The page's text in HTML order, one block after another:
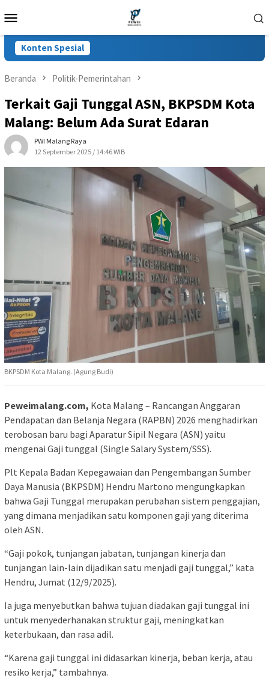
ke
Mobile
Konten Spesial
Beranda Politik-Pemerintahan
Terkait Gaji Tunggal ASN, BKPSDM Kota
Malang: Belum Ada Surat Edaran
PWI Malang Raya
12 September 2025 / 14:46 WIB
BKPSDM Kota Malang. (Agung Budi)
Peweimalang.com, Kota Malang – Rancangan Anggaran
Pendapatan dan Belanja Negara (RAPBN) 2026 menghadirkan
terobosan baru bagi Aparatur Sipil Negara (ASN) yaitu
mengenai Gaji tunggal (Single Salary System/SSS).
Plt Kepala Badan Kepegawaian dan Pengembangan Sumber
Daya Manusia (BKPSDM) Hendru Martono mengungkapkan
bahwa Gaji Tunggal merupakan perubahan sistem penggajian,
yang dimana menjadikan satu komponen gaji yang diterima
oleh ASN.
“Gaji pokok, tunjangan jabatan, tunjangan kinerja dan
tunjangan lain-lain dijadikan satu menjadi gaji tunggal,” kata
Hendru, Jumat (12/9/2025).
Ia juga menyebutkan bahwa tujuan diadakan gaji tunggal ini
untuk menyederhanakan struktur gaji, meningkatkan
keterbukaan, dan rasa adil.
“Karena gaji tunggal ini didasarkan kinerja, beban kerja, atau
resiko kerja,” tambahnya.